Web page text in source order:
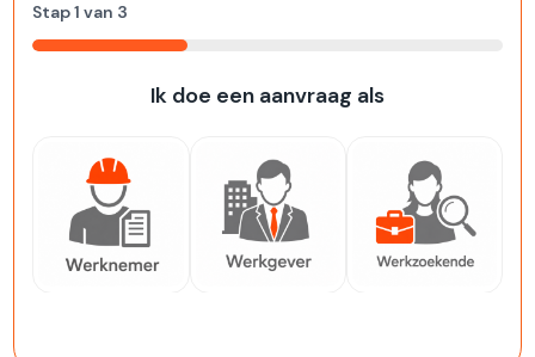
Stap1 van 3
33%
Ik doe een aanvraag als